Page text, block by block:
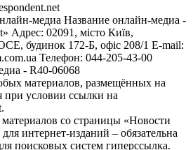
медиа Название онлайн-медиа -
Адрес: 02091, місто Київ,
будинок 172-Б, офіс 208/1 E-mail:
Телефон: 044-205-43-00
- R40-06068
материалов, размещённых на
при условии ссылки на
со страницы «Новости
интернет-изданий – обязательна
поисковых систем гиперссылка.